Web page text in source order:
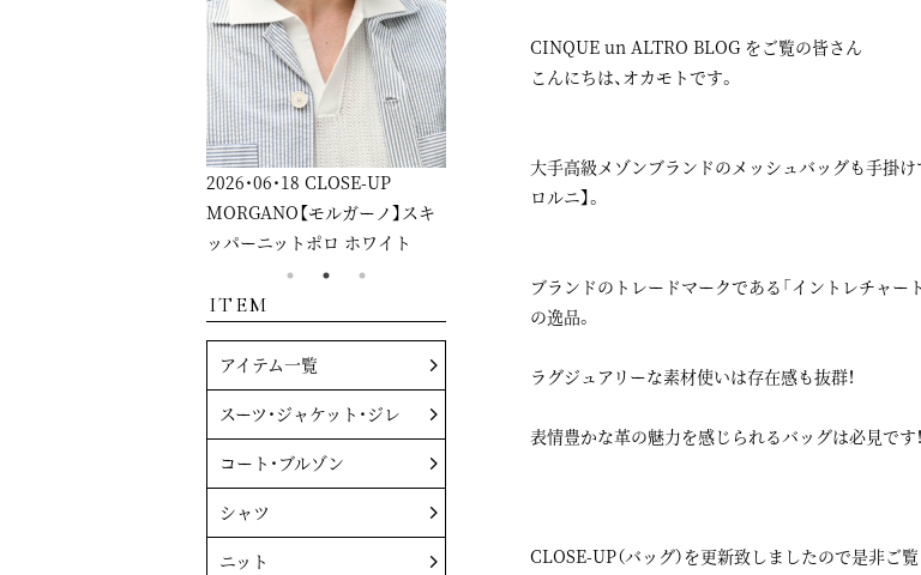
CINQUE un ALTRO BLOG をご覧の皆さん
こんにちは、オカモトです。
大手高級メゾンブランドのメッシュバッグも手掛
ロルニ】。
ブランドのトレードマークである「イントレチャ
の逸品。
ラグジュアリーな素材使いは存在感も抜群！
表情豊かな革の魅力を感じられるバッグは必見です！
CLOSE-UP（バッグ）を更新致しましたので是非ご覧
2026・06・18 CLOSE-UP
GRAN SASSO【グランサッソ】
ニットシャツ アプリコット
2026・06・18 CLOSE-UP
GRAN SASSO【グランサッソ】
2026・06・18 CLOSE-UP
ITEM
アイテム一覧
スーツ・ジャケット・ジレ
コート・ブルゾン
シャツ
ニット